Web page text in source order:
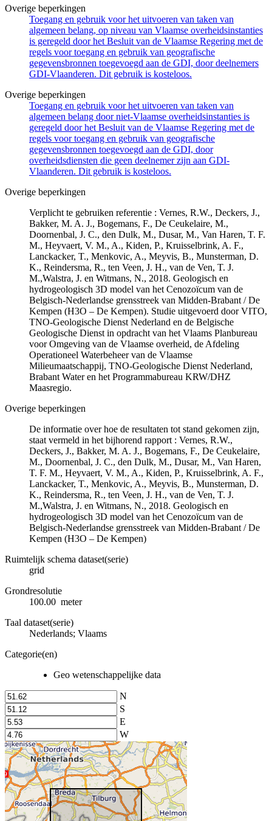
Overige beperkingen
Toegang en gebruik voor het uitvoeren van taken van
algemeen belang, op niveau van Vlaamse overheidsinstanties
is geregeld door het Besluit van de Vlaamse Regering met de
regels voor toegang en gebruik van geografische
gegevensbronnen toegevoegd aan de GDI, door deelnemers
GDI-Vlaanderen. Dit gebruik is kosteloos.
Overige beperkingen
Toegang en gebruik voor het uitvoeren van taken van
algemeen belang door niet-Vlaamse overheidsinstanties is
geregeld door het Besluit van de Vlaamse Regering met de
regels voor toegang en gebruik van geografische
gegevensbronnen toegevoegd aan de GDI, door
overheidsdiensten die geen deelnemer zijn aan GDI-
Vlaanderen. Dit gebruik is kosteloos.
Overige beperkingen
Verplicht te gebruiken referentie : Vernes, R.W., Deckers, J.,
Bakker, M. A. J., Bogemans, F., De Ceukelaire, M.,
Doornenbal, J. C., den Dulk, M., Dusar, M., Van Haren, T. F.
M., Heyvaert, V. M., A., Kiden, P., Kruisselbrink, A. F.,
Lanckacker, T., Menkovic, A., Meyvis, B., Munsterman, D.
K., Reindersma, R., ten Veen, J. H., van de Ven, T. J.
M.,Walstra, J. en Witmans, N., 2018. Geologisch en
hydrogeologisch 3D model van het Cenozoïcum van de
Belgisch-Nederlandse grensstreek van Midden-Brabant / De
Kempen (H3O – De Kempen). Studie uitgevoerd door VITO,
TNO-Geologische Dienst Nederland en de Belgische
Geologische Dienst in opdracht van het Vlaams Planbureau
voor Omgeving van de Vlaamse overheid, de Afdeling
Operationeel Waterbeheer van de Vlaamse
Milieumaatschappij, TNO-Geologische Dienst Nederland,
Brabant Water en het Programmabureau KRW/DHZ
Maasregio.
Overige beperkingen
De informatie over hoe de resultaten tot stand gekomen zijn,
staat vermeld in het bijhorend rapport : Vernes, R.W.,
Deckers, J., Bakker, M. A. J., Bogemans, F., De Ceukelaire,
M., Doornenbal, J. C., den Dulk, M., Dusar, M., Van Haren,
T. F. M., Heyvaert, V. M., A., Kiden, P., Kruisselbrink, A. F.,
Lanckacker, T., Menkovic, A., Meyvis, B., Munsterman, D.
K., Reindersma, R., ten Veen, J. H., van de Ven, T. J.
M.,Walstra, J. en Witmans, N., 2018. Geologisch en
hydrogeologisch 3D model van het Cenozoïcum van de
Belgisch-Nederlandse grensstreek van Midden-Brabant / De
Kempen (H3O – De Kempen)
Ruimtelijk schema dataset(serie)
grid
Grondresolutie
100.00 meter
Taal dataset(serie)
Nederlands; Vlaams
Categorie(en)
Geo wetenschappelijke data
N
S
E
W